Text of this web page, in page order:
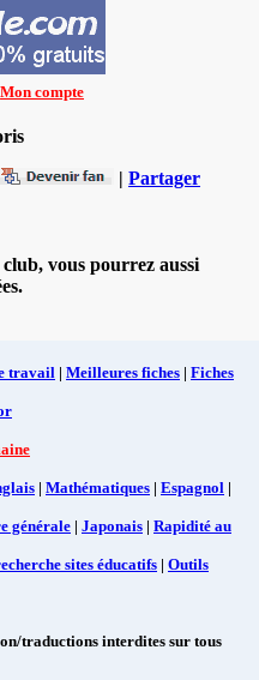
Mon compte
| Partager
club, vous pourrez aussi
travail | Meilleures fiches | Fiches
| Mathématiques | Espagnol |
générale | Japonais | Rapidité au
sites éducatifs | Outils
traductions interdites sur tous